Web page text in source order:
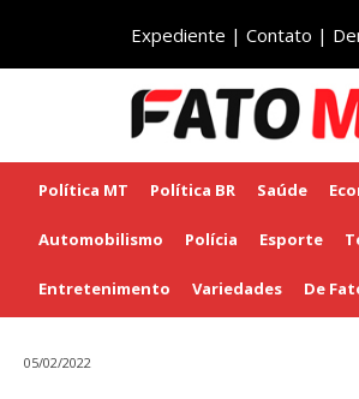
Expediente | Contato |
Política MT Política BR Saúde
Automobilismo Polícia Esporte
Entretenimento Variedades De
05/02/2022